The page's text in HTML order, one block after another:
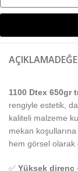
AÇIKLAMA
1100 Dtex 650gr
rengiyle estetik,
kaliteli malzeme
mekan
hem görsel olarak
✅ Yüksek direnç